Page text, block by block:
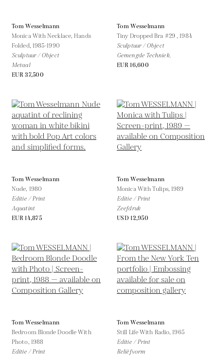
Tom Wesselmann
Monica With Necklace, Hands
Folded, 1985-1990
Sculptuur / Object
Metaal
EUR 37,500
Tom Wesselmann
Tiny Dropped Bra #29 ,1984
Sculptuur / Object
Gemengde Techniek.
EUR 16,600
Tom Wesselmann
Nude, 1980
Editie / Print
Aquatint
EUR 14,875
Tom Wesselmann
Monica With Tulips, 1989
Editie / Print
Zeefdruk
USD 12,950
Tom Wesselmann
Bedroom Blonde Doodle With
Photo, 1988
Editie / Print
Tom Wesselmann
Still Life With Radio,1965
Editie / Print
Reliëfvorm